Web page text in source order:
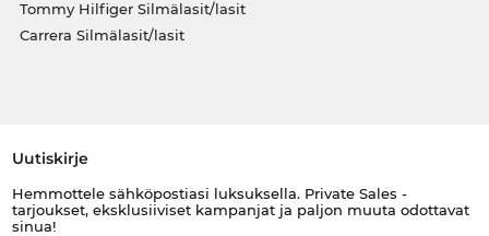
Tommy Hilfiger Silmälasit/lasit
Carrera Silmälasit/lasit
Uutiskirje
Hemmottele sähköpostiasi luksuksella. Private Sales -
tarjoukset, eksklusiiviset kampanjat ja paljon muuta odottavat
sinua!